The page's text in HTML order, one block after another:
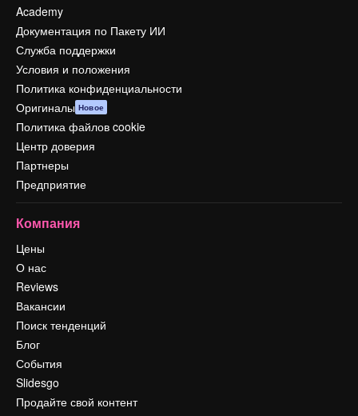
Academy
Документация по Пакету ИИ
Служба поддержки
Условия и положения
Политика конфиденциальности
Оригиналы Новое
Политика файлов cookie
Центр доверия
Партнеры
Предприятие
Компания
Цены
О нас
Reviews
Вакансии
Поиск тенденций
Блог
События
Slidesgo
Продайте свой контент